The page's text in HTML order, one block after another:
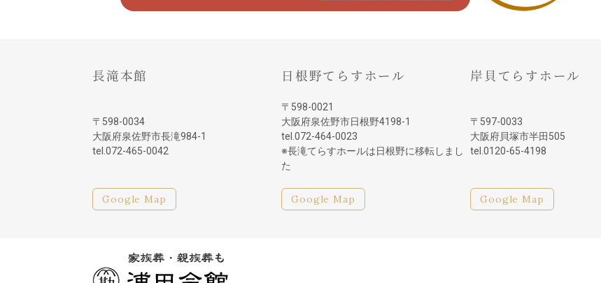
長滝本館
〒598-0034
大阪府泉佐野市長滝984-1
tel.072-465-0042
Google Map
日根野てらすホール
〒598-0021
大阪府泉佐野市日根野4198-1
tel.072-464-0023
※長滝てらすホールは日根野に移転しまし
た
Google Map
岸貝てらすホール
〒597-0033
大阪府貝塚市半田505
tel.0120-65-4198
Google Map